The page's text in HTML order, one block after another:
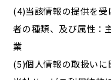
(4)当該情報の提供を
者の種類、及び属性：
業
(5)個人情報の取扱いに